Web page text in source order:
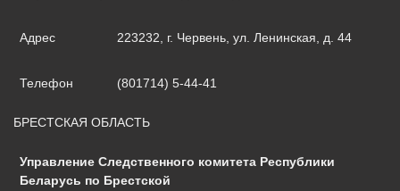
Адрес 223232, г. Червень, ул. Ленинская, д. 44
Телефон (801714) 5-44-41
БРЕСТСКАЯ ОБЛАСТЬ
Управление Следственного комитета Республики
Беларусь по Брестской